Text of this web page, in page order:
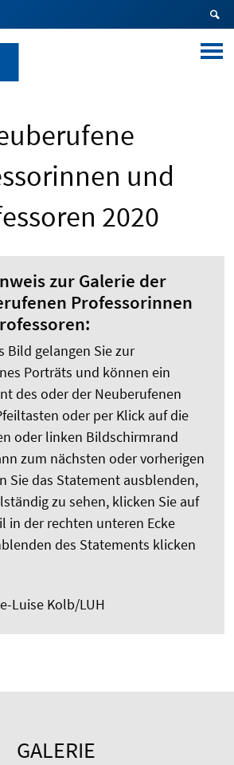
und
2020
zur Galerie der
Professorinnen
Bild gelangen Sie zur
Porträts und können ein
des oder der Neuberufenen
oder per Klick auf die
oder linken Bildschirmrand
zum nächsten oder vorherigen
Sie das Statement ausblenden,
zu sehen, klicken Sie auf
in der rechten unteren Ecke
des Statements klicken
Luise Kolb/LUH
GALERIE